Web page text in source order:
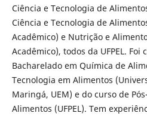
Ciência e Tecnologia de
Ciência e Tecnologia de
Acadêmico) e Nutrição e
Acadêmico), todos da UFPEL.
Bacharelado em Química de
Tecnologia em Alimentos
Maringá, UEM) e do curso de
Alimentos (UFPEL). Tem